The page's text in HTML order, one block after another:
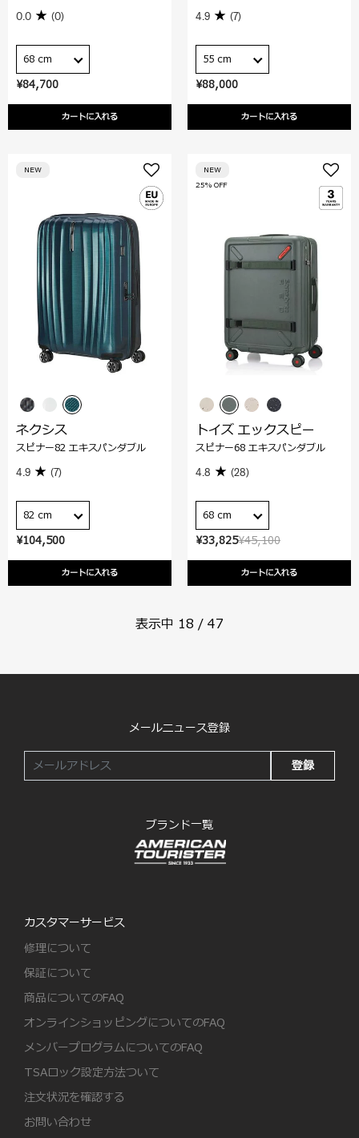
¥84,700
カートに入れる
0.0 (0)
68 cm
¥88,000
カートに入れる
4.9 (7)
55 cm
¥104,500
カートに入れる
NEW
ネクシス
スピナー82 エキスパンダブル
4.9 (7)
82 cm
¥45,100
¥33,825
カートに入れる
25% OFF
NEW
トイズ エックスピー
スピナー68 エキスパンダブル
4.8 (28)
68 cm
表示中 18 / 47
メールニュース登録
登録
ブランド一覧
カスタマーサービス
修理について
保証について
商品についてのFAQ
オンラインショッピングについてのFAQ
メンバープログラムについてのFAQ
TSAロック設定方法ついて
注文状況を確認する
お問い合わせ